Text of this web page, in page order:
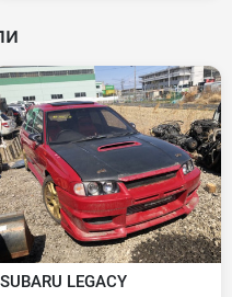
SUBARU LEGACY